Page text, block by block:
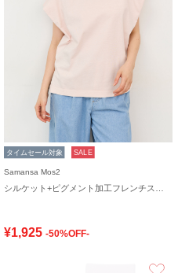
タイムセール対象 SALE
Samansa Mos2
¥1,925 -50%OFF-